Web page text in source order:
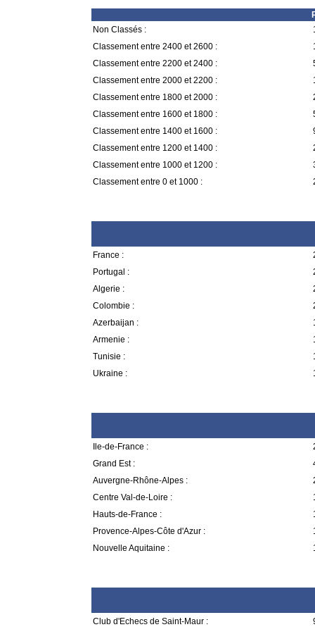
Non Classés :
Classement entre 2400 et 2600 :
Classement entre 2200 et 2400 :
Classement entre 2000 et 2200 :
Classement entre 1800 et 2000 :
Classement entre 1600 et 1800 :
Classement entre 1400 et 1600 :
Classement entre 1200 et 1400 :
Classement entre 1000 et 1200 :
Classement entre 0 et 1000 :
France :
Portugal :
Algerie :
Colombie :
Azerbaijan :
Armenie :
Tunisie :
Ukraine :
Ile-de-France :
Grand Est :
Auvergne-Rhône-Alpes :
Centre Val-de-Loire :
Hauts-de-France :
Provence-Alpes-Côte d'Azur :
Nouvelle Aquitaine :
Club d'Echecs de Saint-Maur :